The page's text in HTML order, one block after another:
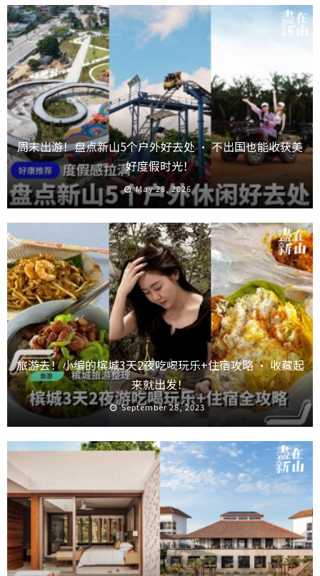
周末出游！盘点新山5个户外好去处 · 不出国也能收获美
好度假时光！
May 28, 2026
旅游去！小编的槟城3天2夜吃喝玩乐+住宿攻略 · 收藏起
来就出发！
September 28, 2023